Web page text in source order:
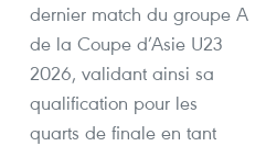
dernier match du groupe A
de la Coupe d’Asie U23
2026, validant ainsi sa
qualification pour les
quarts de finale en tant